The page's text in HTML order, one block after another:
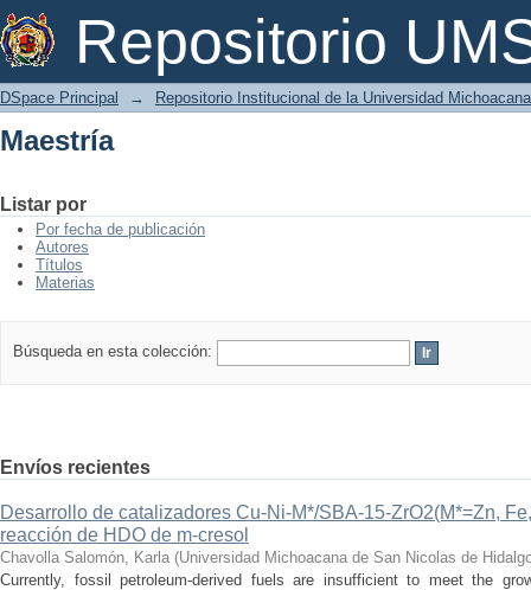
Repositorio
Maestría
DSpace Principal → Repositorio Institucional de la Universidad
Maestría
Listar por
Por fecha de publicación
Autores
Títulos
Materias
Búsqueda en esta colección:
Envíos recientes
Desarrollo de catalizadores Cu-Ni-M*/SBA-15-ZrO2(M*=Zn,
reacción de HDO de m-cresol
Chavolla Salomón, Karla (Universidad Michoacana de San Nicolas de
Currently, fossil petroleum-derived fuels are insufficient to meet the